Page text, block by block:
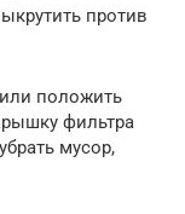
против
положить
фильтра
мусор,